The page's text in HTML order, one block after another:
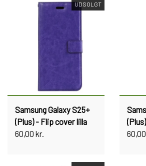
UDSOLGT
Samsung Galaxy S25+
(Plus) - Flip cover lilla
60,00 kr.